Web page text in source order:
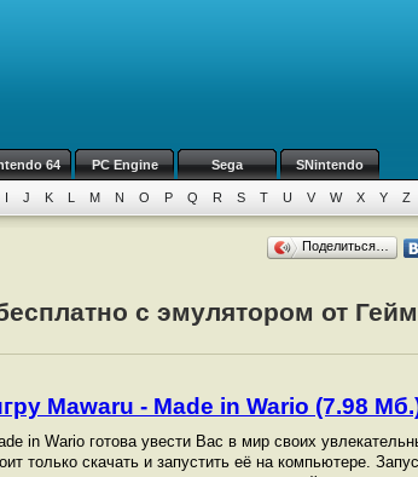
64 PC Engine Sega SNintendo
I J K L M N O P Q R S T U V W X Y Z
Поделиться…
с эмулятором от
Mawaru - Made in Wario (7.98
in Wario готова увести Вас в мир своих
только скачать и запустить её на компьютере.